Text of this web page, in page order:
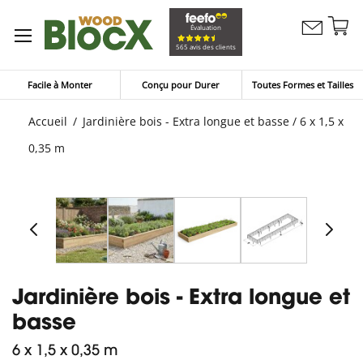
Évaluation
565 avis des clients
Contactez
Facile à Monter Conçu pour Durer Toutes Formes et Tailles
Accueil
Jardinière bois - Extra longue et basse / 6 x 1,5 x
0,35 m
Jardinière bois - Extra longue et
basse
6 x 1,5 x 0,35 m